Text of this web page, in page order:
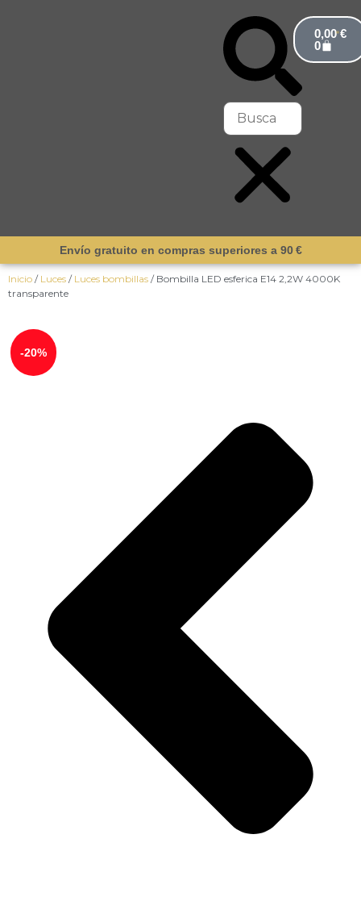
0,00€
0
Envío gratuito en compras superiores a 90 €
Inicio / Luces / Luces bombillas / Bombilla LED esferica E14 2,2W 4000K
transparente
-20%